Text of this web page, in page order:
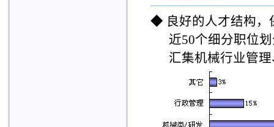
◆ 良好的人才结构
近50个细分职位划
汇集机械行业管理